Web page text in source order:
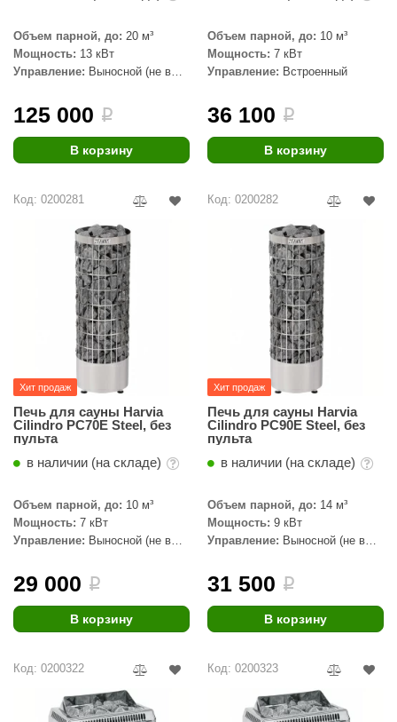
SAUNA
Термо
Объем парной, до: 20 м³
Мощность: 13 кВт
Управление: Выносной (не в
125 000 i
В корзину
Объем парной, до: 10 м³
Мощность: 7 кВт
Управление: Встроенный
36 100 i
В корзину
Код: 0200281
Хит продаж
Печь для сауны Harvia
Cilindro PC70E Steel, без
пульта
в наличии (на складе)
Объем парной, до: 10 м³
Мощность: 7 кВт
Управление: Выносной (не в
29 000 i
В корзину
Код: 0200282
Хит продаж
Печь для сауны Harvia
Cilindro PC90E Steel, без
пульта
в наличии (на складе)
Объем парной, до: 14 м³
Мощность: 9 кВт
Управление: Выносной (не в
31 500 i
В корзину
Код: 0200322 Код: 0200323